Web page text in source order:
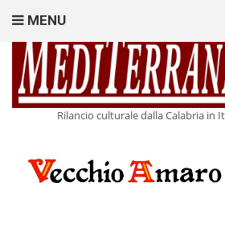
Rilancio culturale dalla Calabria in
MENU